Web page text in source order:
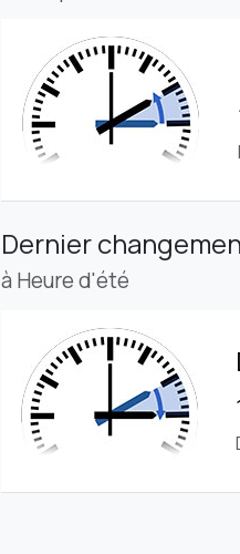
Dernier
à Heure d'été